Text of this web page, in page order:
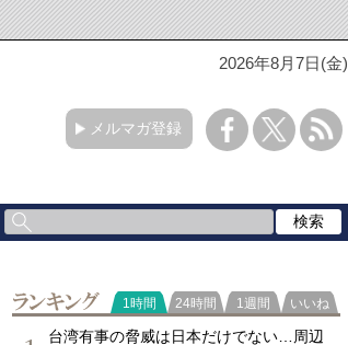
2026年8月7日(金)
メルマガ登録
ランキング
1時間 24時間 1週間 いいね
台湾有事の脅威は日本だけでない…周辺